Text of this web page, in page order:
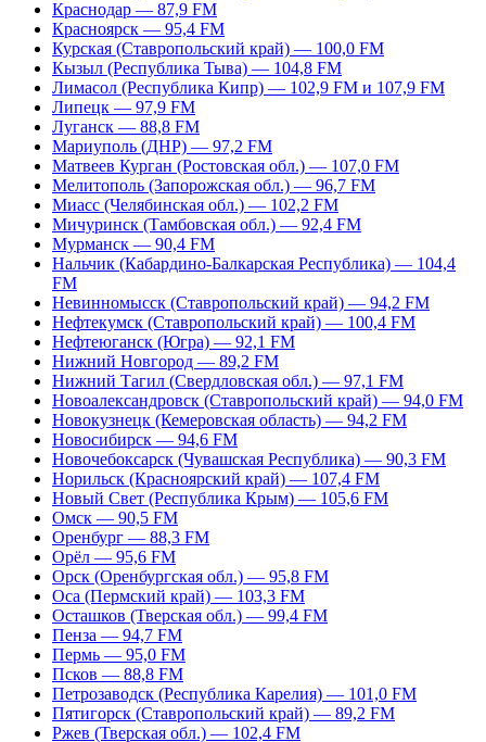
Краснодар — 87,9 FM
Красноярск — 95,4 FM
Курская (Ставропольский край) — 100,0 FM
Кызыл (Республика Тыва) — 104,8 FM
Лимасол (Республика Кипр) — 102,9 FM и 107,9 FM
Липецк — 97,9 FM
Луганск — 88,8 FM
Мариуполь (ДНР) — 97,2 FM
Матвеев Курган (Ростовская обл.) — 107,0 FM
Мелитополь (Запорожская обл.) — 96,7 FM
Миасс (Челябинская обл.) — 102,2 FM
Мичуринск (Тамбовская обл.) — 92,4 FM
Мурманск — 90,4 FM
Нальчик (Кабардино-Балкарская Республика) — 104,4
FM
Невинномысск (Ставропольский край) — 94,2 FM
Нефтекумск (Ставропольский край) — 100,4 FM
Нефтеюганск (Югра) — 92,1 FM
Нижний Новгород — 89,2 FM
Нижний Тагил (Свердловская обл.) — 97,1 FM
Новоалександровск (Ставропольский край) — 94,0 FM
Новокузнецк (Кемеровская область) — 94,2 FM
Новосибирск — 94,6 FM
Новочебоксарск (Чувашская Республика) — 90,3 FM
Норильск (Красноярский край) — 107,4 FM
Новый Свет (Республика Крым) — 105,6 FM
Омск — 90,5 FM
Оренбург — 88,3 FM
Орёл — 95,6 FM
Орск (Оренбургская обл.) — 95,8 FM
Оса (Пермский край) — 103,3 FM
Осташков (Тверская обл.) — 99,4 FM
Пенза — 94,7 FM
Пермь — 95,0 FM
Псков — 88,8 FM
Петрозаводск (Республика Карелия) — 101,0 FM
Пятигорск (Ставропольский край) — 89,2 FM
Ржев (Тверская обл.) — 102,4 FM